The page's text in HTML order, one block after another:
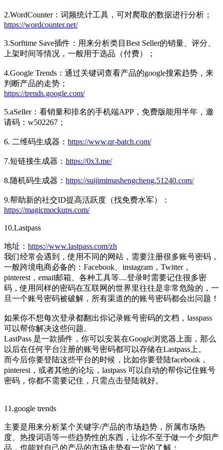
2.WordCounter：词频统计工具，可对爬取的数据进行分析；
https://wordcounter.net/
3.Sorftime Save插件：用来分析类目Best Seller的销量、评分、
上架时间等情况，一般用于选品（付费）；
4.Google Trends：通过关键词查看产品的google搜索趋势，来
判断产品的走势；
https://trends.google.com/
5.aSeller：看销量和排名的手机端APP，免费版能用半年，邀
请码：w502267；
6. 二维码生成器： https://www.qr-batch.com/
7.短链接生成器： https://0x3.me/
8.随机码生成器： https://suijimimashengcheng.51240.com/
9.帮助新的社交ID提高活跃度（找免费水军）：
https://magicmockups.com/
10.Lastpass
地址： https://www.lastpass.com/zh
我们经常会遇到，使用不同的网站，需要注册很多账号密码，
一般跨境电商必备的：Facebook、instagram，Twitter，
pinterest，email邮箱、各种工具等....登录时需要记住很多密
码，使用同样的密码在互联网的世界里往往是非常危险的，一
旦一个账号密码被破解，所有渠道的的账号密码都会出问题！
如果你不想每次登录都翻出你记录账号密码的文档，lasspass
可以帮你解决这些问题。
LastPass 是一款插件，你可以安装在Google浏览器上面，那么
以后在任何平台注册的账号密码都可以存储在Lastpass上。
而今后你要登陆这些平台的时候，比如你要登陆facebook，
pinterest，或者其他的论坛，lastpass 可以自动的帮你记住账号
密码，你都不需要记住，只需点击登陆就好。
11.google trends
主要是用来分析某个关键字/产品的市场趋势，所属市场热
度、热搜词语等一些趋势性的东西，让你不至于做一个夕阳产
品，也能对自己的产品的市场走势有一定的了解：